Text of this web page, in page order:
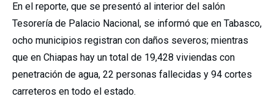
En el reporte, que se presentó al interior del salón
Tesorería de Palacio Nacional, se informó que en Tabasco,
ocho municipios registran con daños severos; mientras
que en Chiapas hay un total de 19,428 viviendas con
penetración de agua, 22 personas fallecidas y 94 cortes
carreteros en todo el estado.